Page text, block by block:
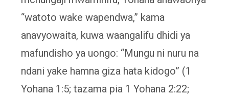
“watoto wake wapendwa,” kama
anavyowaita, kuwa waangalifu dhidi ya
mafundisho ya uongo: “Mungu ni nuru na
ndani yake hamna giza hata kidogo” (1
Yohana 1:5; tazama pia 1 Yohana 2:22;